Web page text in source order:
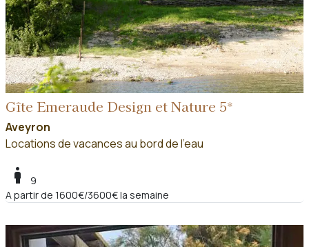
Gîte Emeraude Design et Nature 5*
Aveyron
Locations de vacances au bord de l'eau
boy
9
A partir de 1600€/3600€ la semaine